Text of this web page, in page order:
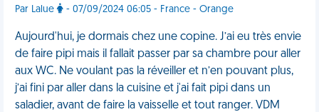
Par Lalue - 07/09/2024 06:05 - France - Orange
Aujourd'hui, je dormais chez une copine. J’ai eu très envie
de faire pipi mais il fallait passer par sa chambre pour aller
aux WC. Ne voulant pas la réveiller et n’en pouvant plus,
j’ai fini par aller dans la cuisine et j'ai fait pipi dans un
saladier, avant de faire la vaisselle et tout ranger. VDM